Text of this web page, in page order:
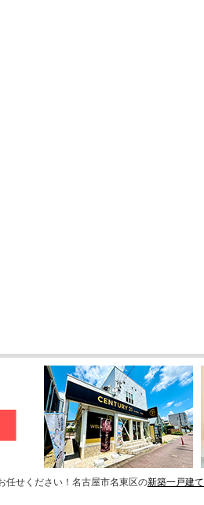
任せください！名古屋市名東区の新築一戸建て